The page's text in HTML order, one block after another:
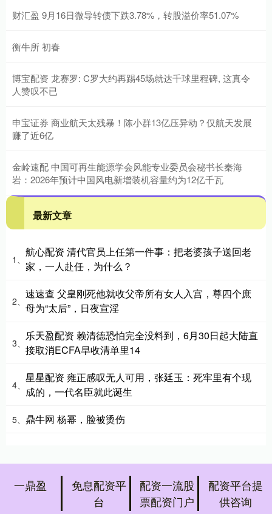
财汇盈 9月16日微导转债下跌3.78%，转股溢价率51.07%
衡牛所 初春
博宝配资 龙赛罗: C罗大约再踢45场就达千球里程碑, 这真令
人赞叹不已
申宝证券 商业航天太残暴！陈小群13亿压异动？仅航天发展
赚了近6亿
金岭速配 中国可再生能源学会风能专业委员会秘书长秦海
岩：2026年预计中国风电新增装机容量约为12亿千瓦
最新文章
1、
航心配资 清代官员上任第一件事：把老婆孩子送回老
家，一人赴任，为什么？
2、
速速查 父皇刚死他就收父帝所有女人入宫，尊四个庶
母为“太后”，日夜宣淫
3、
乐天盈配资 赖清德恐怕完全没料到，6月30日起大陆直
接取消ECFA早收清单里14
4、
星星配资 雍正感叹无人可用，张廷玉：死牢里有个现
成的，一代名臣就此诞生
5、 鼎牛网 杨幂，脸被烫伤
一鼎盈
免息配资平
台
配资一流股
票配资门户
配资平台提
供咨询